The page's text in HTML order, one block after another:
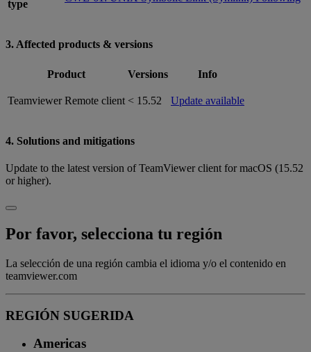
type
3. Affected products & versions
Product Versions Info
Teamviewer Remote client < 15.52 Update available
4. Solutions and mitigations
Update to the latest version of TeamViewer client for macOS (15.52
or higher).
Por favor, selecciona tu región
La selección de una región cambia el idioma y/o el contenido en
teamviewer.com
REGIÓN SUGERIDA
Americas